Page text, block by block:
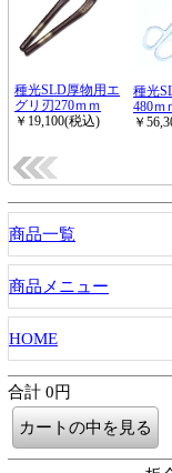
商品一覧
商品メニュー
HOME
合計 0円